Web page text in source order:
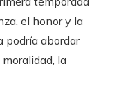
el honor y la
podría abordar
la